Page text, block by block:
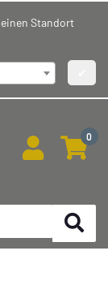
Standort
0